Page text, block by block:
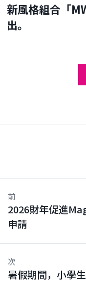
新風格組合「
出。
前
2026財年促進
申請
次
暑假期間，小學